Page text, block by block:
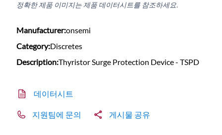
정확한 제품 이미지는 제품 데이터시트를 참조하세요.
Manufacturer:onsemi
Category:Discretes
Description:Thyristor Surge Protection Device - TSPD
데이터시트
지원팀에 문의 게시물 공유